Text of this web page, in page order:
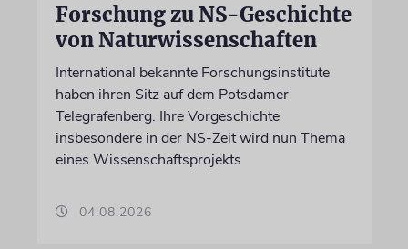
Forschung zu NS-Geschichte
von Naturwissenschaften
International bekannte Forschungsinstitute
haben ihren Sitz auf dem Potsdamer
Telegrafenberg. Ihre Vorgeschichte
insbesondere in der NS-Zeit wird nun Thema
eines Wissenschaftsprojekts
04.08.2026